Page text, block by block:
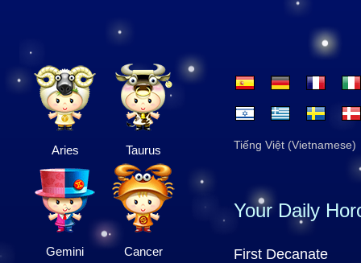
Aries Taurus
Gemini Cancer
Tiếng Việt (Vietnamese)
Your Daily
First Decanate